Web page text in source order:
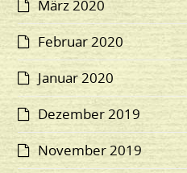
März 2020
Februar 2020
Januar 2020
Dezember 2019
November 2019